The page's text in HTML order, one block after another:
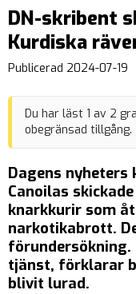
DN-skribent
Kurdiska
Publicerad 2024-07-19
Du har läst 1 av 2
obegränsad tillgång.
Dagens
Canoilas
knarkkurir som
narkotikabrott.
förundersökning.
tjänst, förklarar
blivit lurad.